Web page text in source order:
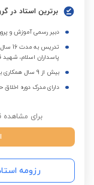
برترین استاد در
دبیر رسمی آموزش و
پاسداران اسلام،
بیش از 9 سال همکاری با مجموعه استادبانک
دارای مدرک دوره
برای مشاهده
رزومه